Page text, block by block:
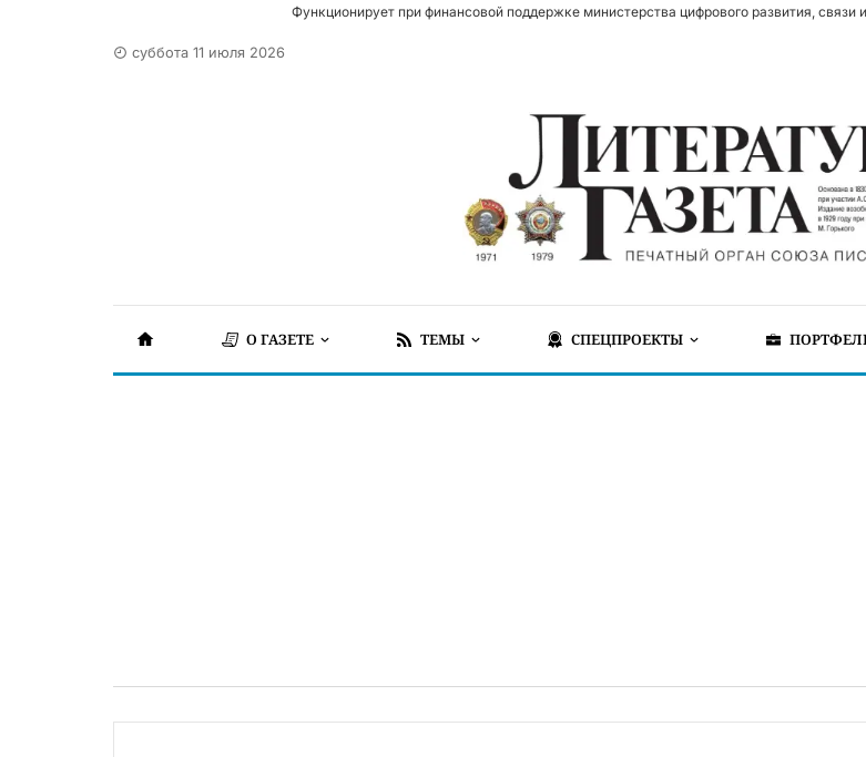
Функционирует при финансовой поддержке министерства цифрового развития,
суббота 11 июля 2026
О ГАЗЕТЕ ТЕМЫ СПЕЦПРОЕКТЫ